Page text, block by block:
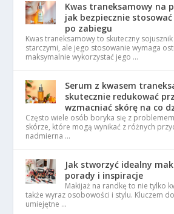
Kwas traneksamowy na
jak bezpiecznie
po zabiegu
Kwas traneksamowy to skuteczny
starczymi, ale jego stosowanie wymaga
maksymalnie wykorzystać jego …
Serum z kwasem
skutecznie redukować
wzmacniać skórę na co
Często wiele osób boryka się z
skórze, które mogą wynikać z różnych
nadmierna …
Jak stworzyć idealny
porady i inspiracje
Makijaż na randkę to nie tylko
także wyraz osobowości i stylu. Kluczem
umiejętne …